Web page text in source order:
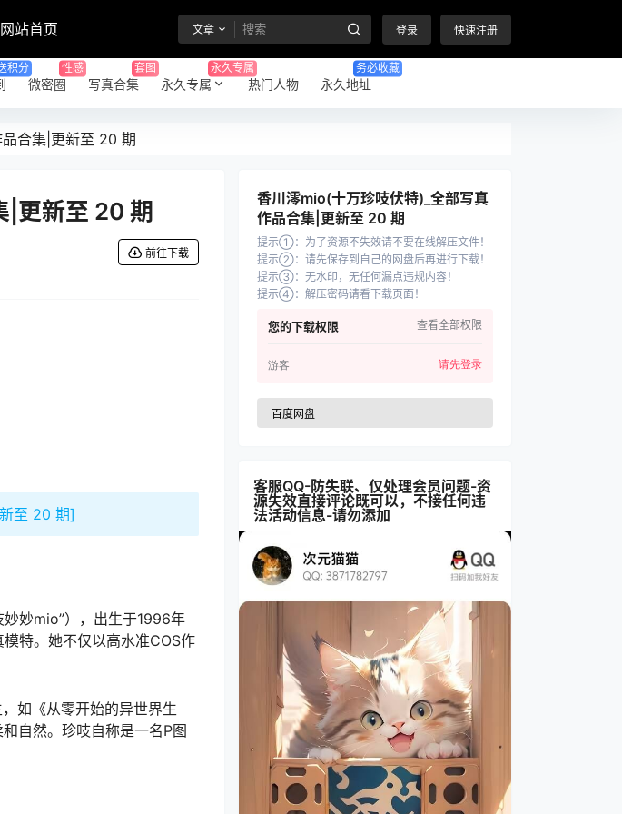
网站首页 文章 登录 快速注册
积分
微密圈
性感
写真合集
套图
永久专属
永久专属
热门人物 永久地址
务必收藏
合集|更新至 20 期
|更新至 20 期
前往下载
至 20 期]
妙妙mio”），出生于1996年
特。她不仅以高水准COS作
如《从零开始的异世界生
自然。珍吱自称是一名P图
香川澪mio(十万珍吱伏特)_全部写真
作品合集|更新至 20 期
提示①： 为了资源不失效请不要在线解压文件！
提示②： 请先保存到自己的网盘后再进行下载！
提示③： 无水印，无任何漏点违规内容！
提示④： 解压密码请看下载页面！
您的下载权限 查看全部权限
游客 请先登录
百度网盘
客服QQ-防失联、仅处理会员问题-资
源失效直接评论既可以，不接任何违
法活动信息-请勿添加